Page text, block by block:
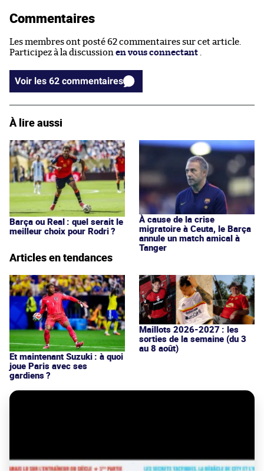
Commentaires
Les membres ont posté 62 commentaires sur cet article.
Participez à la discussion en vous connectant
Voir les 62 commentaires
À lire aussi
Barça ou Real : quel serait le
meilleur choix pour Rodri ?
À cause de la crise
migratoire à Ceuta, le Barça
annule un match amical à
Tanger
Articles en tendances
Et maintenant Suzuki : à quoi
joue Paris avec ses
gardiens ?
Maillots 2026-2027 : les
sorties de la semaine (du 3
au 8 août)